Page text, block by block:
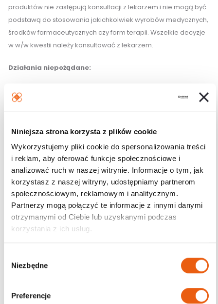
Niniejsza strona korzysta z plików cookie
Wykorzystujemy pliki cookie do spersonalizowania treści
i reklam, aby oferować funkcje społecznościowe i
analizować ruch w naszej witrynie. Informacje o tym, jak
korzystasz z naszej witryny, udostępniamy partnerom
społecznościowym, reklamowym i analitycznym.
Partnerzy mogą połączyć te informacje z innymi danymi
otrzymanymi od Ciebie lub uzyskanymi podczas
korzystania z ich usług.
Niezbędne
Preferencje
produktów nie zastępują konsultacji z lekarzem i nie mogą być
podstawą do stosowania jakichkolwiek wyrobów medycznych,
środków farmaceutycznych czy form terapii. Wszelkie decyzje
w w/w kwestii należy konsultować z lekarzem.
Działania niepożądane:
skonsultować się lekarzem.
Przechowywać w miejscu niedostępnym i niewidocznym
dla dzieci.
Przechowywać w temperaturze pokojowej. Chronić od
światła.
Przeciwwskazania
Nie stosować w przypadku nadwrażliwości na
którykolwiek ze składników.
medycznego.